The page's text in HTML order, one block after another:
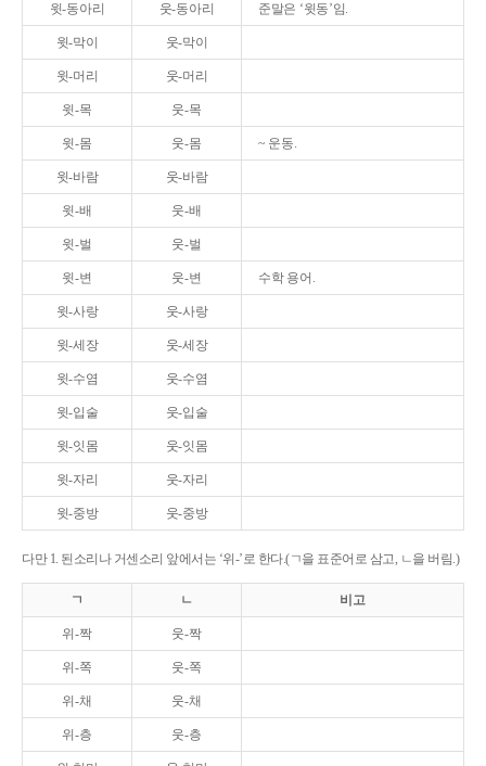
윗-동아리 웃-동아리 준말은 ‘윗동’임.
윗-막이 웃-막이
윗-머리 웃-머리
윗-목 웃-목
윗-몸 웃-몸 ~ 운동.
윗-바람 웃-바람
윗-배 웃-배
윗-벌 웃-벌
윗-변 웃-변 수학 용어.
윗-사랑 웃-사랑
윗-세장 웃-세장
윗-수염 웃-수염
윗-입술 웃-입술
윗-잇몸 웃-잇몸
윗-자리 웃-자리
윗-중방 웃-중방
다만 1. 된소리나 거센소리 앞에서는 ‘위-’로 한다.(ㄱ을 표준어로 삼고, ㄴ을 버림.)
ㄱ ㄴ 비고
위-짝 웃-짝
위-쪽 웃-쪽
위-채 웃-채
위-층 웃-층